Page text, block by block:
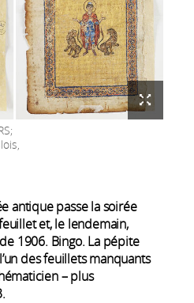
antique passe la soirée
et, le lendemain,
1906. Bingo. La pépite
des feuillets manquants
– plus